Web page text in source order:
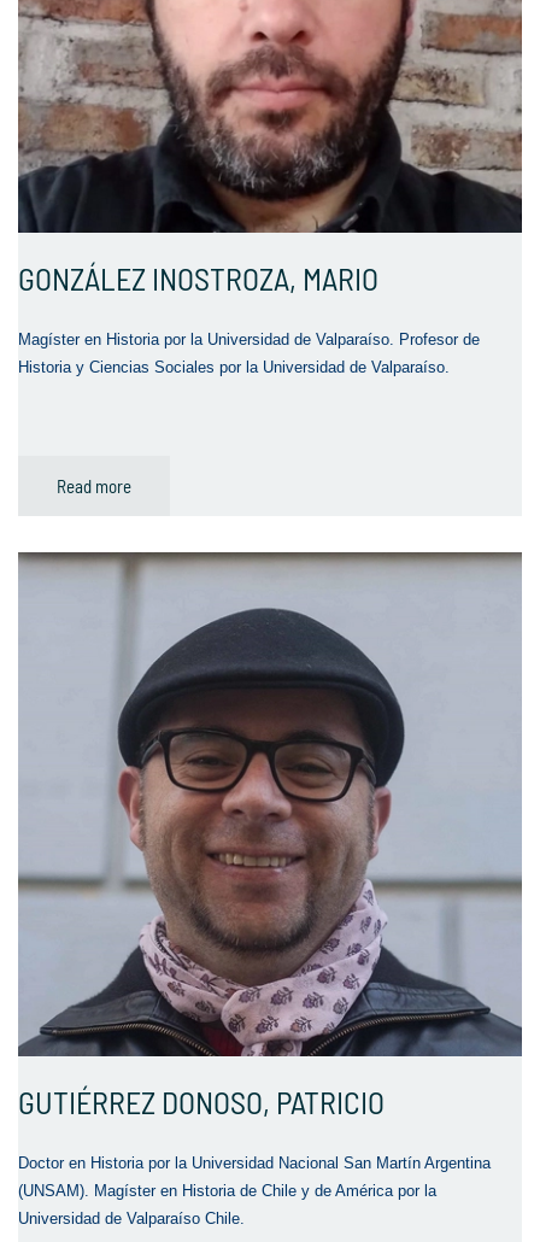
GONZÁLEZ INOSTROZA, MARIO
Magíster en Historia por la Universidad de Valparaíso. Profesor de
Historia y Ciencias Sociales por la Universidad de Valparaíso.
Read more
GUTIÉRREZ DONOSO, PATRICIO
Doctor en Historia por la Universidad Nacional San Martín Argentina
(UNSAM). Magíster en Historia de Chile y de América por la
Universidad de Valparaíso Chile.